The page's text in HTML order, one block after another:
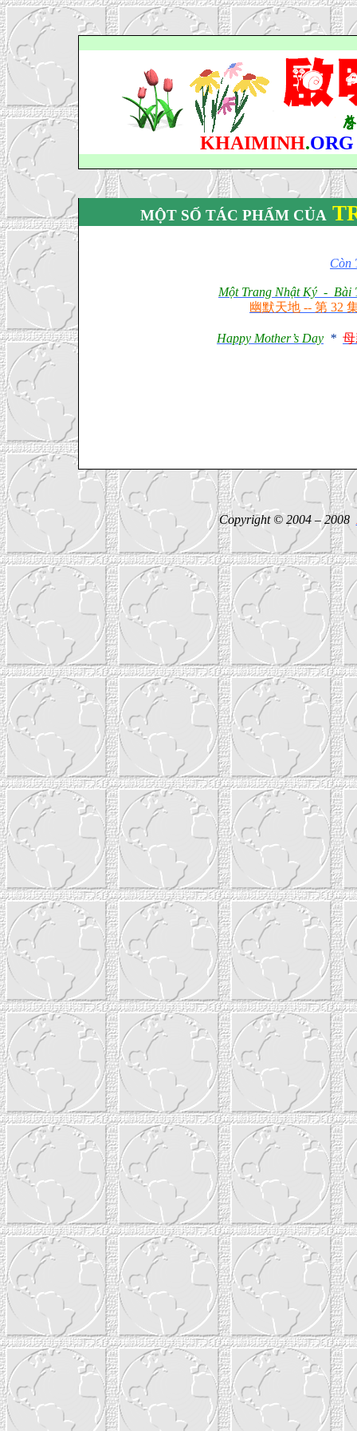
KHAIMINH.ORG
MỘT SỐ TÁC PHẨM CỦA
Còn
Một Trang Nhật Ký - Bài
幽默天地 -- 第 32
Happy Mother’s Day *
Copyright © 2004 – 2008